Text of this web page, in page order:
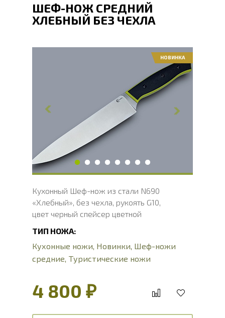
ШЕФ-НОЖ СРЕДНИЙ
ХЛЕБНЫЙ БЕЗ ЧЕХЛА
294
Толщина обуха, мм
2.1
Длина рукояти, мм
Твердость клинка, HRC
Вес, г
НОВИНКА
Кухонный Шеф-нож из стали N690
«Хлебный», без чехла, рукоять G10,
цвет черный спейсер цветной
ТИП НОЖА:
Кухонные ножи, Новинки, Шеф-ножи
средние, Туристические ножи
4 800 ₽